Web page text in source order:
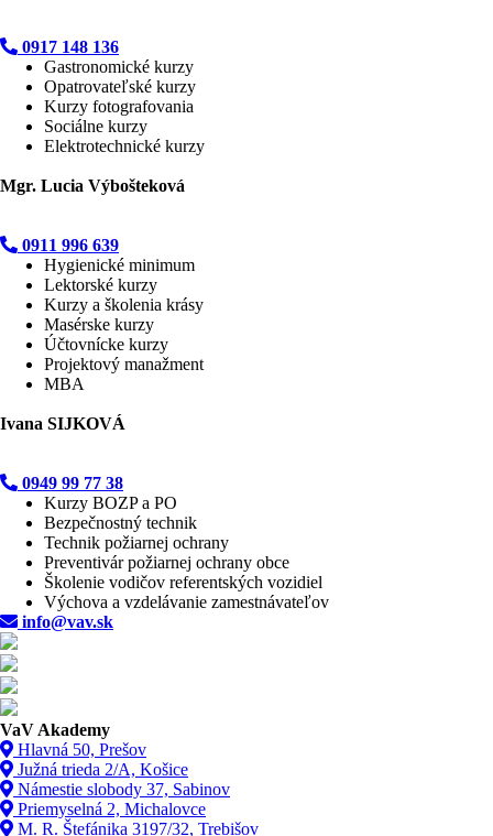
0917 148 136
Gastronomické kurzy
Opatrovateľské kurzy
Kurzy fotografovania
Sociálne kurzy
Elektrotechnické kurzy
Mgr. Lucia Výbošteková
0911 996 639
Hygienické minimum
Lektorské kurzy
Kurzy a školenia krásy
Masérske kurzy
Účtovnícke kurzy
Projektový manažment
MBA
Ivana SIJKOVÁ
0949 99 77 38
Kurzy BOZP a PO
Bezpečnostný technik
Technik požiarnej ochrany
Preventivár požiarnej ochrany obce
Školenie vodičov referentských vozidiel
Výchova a vzdelávanie zamestnávateľov
info@vav.sk
VaV Akademy
Hlavná 50, Prešov
Južná trieda 2/A, Košice
Námestie slobody 37, Sabinov
Priemyselná 2, Michalovce
M. R. Štefánika 3197/32, Trebišov